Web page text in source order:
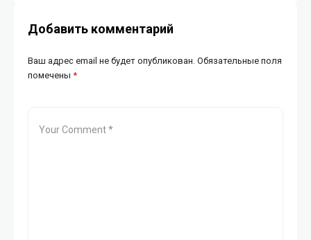
Добавить комментарий
Ваш адрес email не будет опубликован. Обязательные поля
помечены *